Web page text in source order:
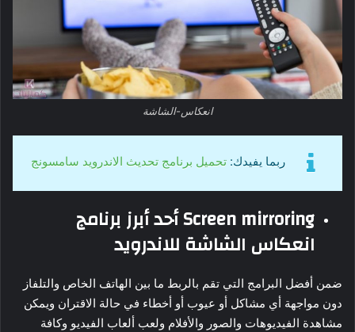
انعكاس-الشاشة
ربما يفيدك:تحميل برنامج تحديث الاندرويد سامسونج
Screen mirroring أحد أبرز برنامج
انعكاس الشاشة للاندرويد
ضمن أفضل البرامج التي تقم بالربط ما بين الهاتف الخاص والتلفاز
دون مواجهة أي مشاكل أو عيوب أو أخطاء في حالة الاقتران ويمكن
مشاهدة الفيديوهات والصور والأفلام ولعب ألعاب الفيديو وكافة